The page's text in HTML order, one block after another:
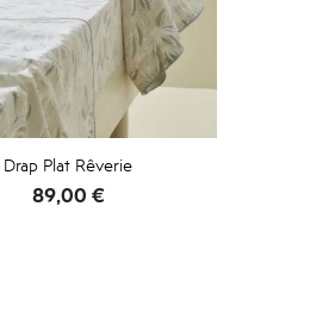
Drap Plat Rêverie
Prix
89,00 €